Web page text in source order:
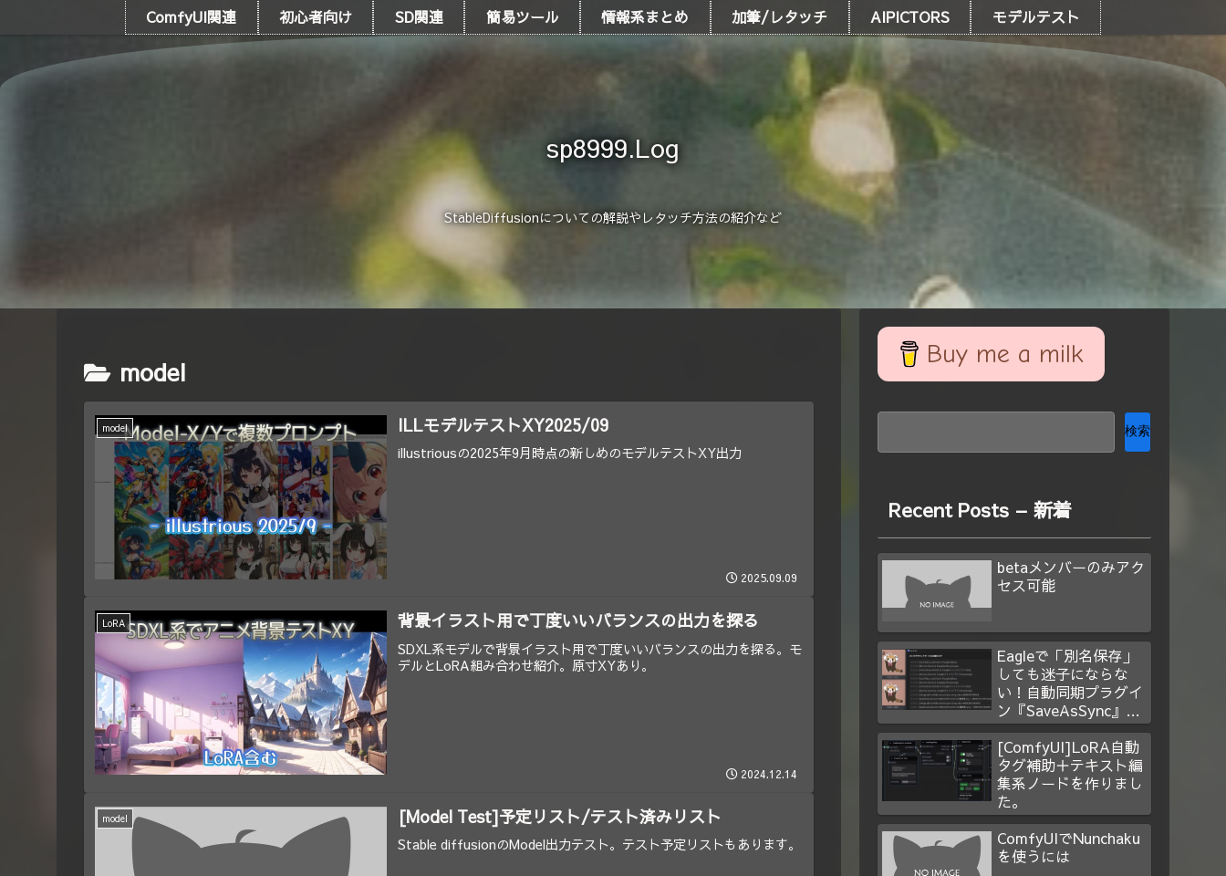
sp8999.Log
StableDiffusionについての解説やレタッチ方法の紹介など
ComfyUI関連 初心者向け SD関連 簡易ツール 情報系まとめ 加筆/レタッチ AIPICTORS モデルテスト
model
model ILLモデルテストXY2025/09
illustriousの2025年9月時点の新しめのモデルテストXY出力
2025.09.09
LoRA 背景イラスト用で丁度いいバランスの出力を探る
SDXL系モデルで背景イラスト用で丁度いいバランスの出力を探る。モ
デルとLoRA組み合わせ紹介。原寸XYあり。
2024.12.14
model [Model Test]予定リスト/テスト済みリスト
Stable diffusionのModel出力テスト。テスト予定リストもあります。
Buy me a milk
検索
Recent Posts – 新着
betaメンバーのみアク
セス可能
Eagleで「別名保存」
しても迷子にならな
い！自動同期プラグイ
ン『SaveAsSync』を
作った
[ComfyUI]LoRA自動
タグ補助＋テキスト編
集系ノードを作りまし
た。
ComfyUIでNunchaku
を使うには